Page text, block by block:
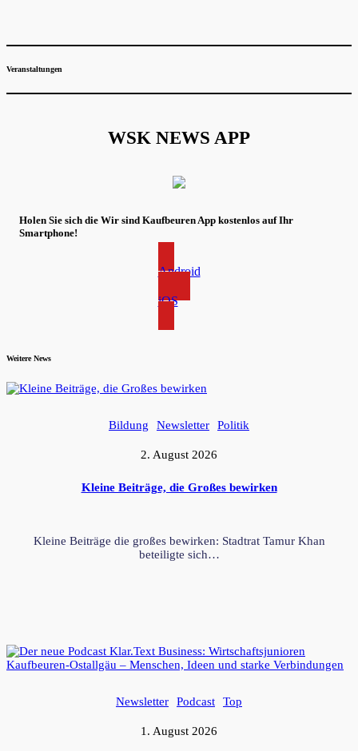
Veranstaltungen
WSK NEWS APP
Holen Sie sich die Wir sind Kaufbeuren App kostenlos auf Ihr
Smartphone!
Android
iOS
Weitere News
Bildung Newsletter Politik
2. August 2026
Kleine Beiträge, die Großes bewirken
Kleine Beiträge die großes bewirken: Stadtrat Tamur Khan
beteiligte sich…
Newsletter Podcast Top
1. August 2026